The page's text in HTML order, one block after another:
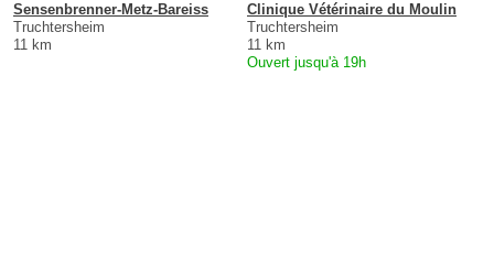
Sensenbrenner-Metz-Bareiss
Truchtersheim
11 km
Clinique Vétérinaire du Moulin
Truchtersheim
11 km
Ouvert jusqu'à 19h